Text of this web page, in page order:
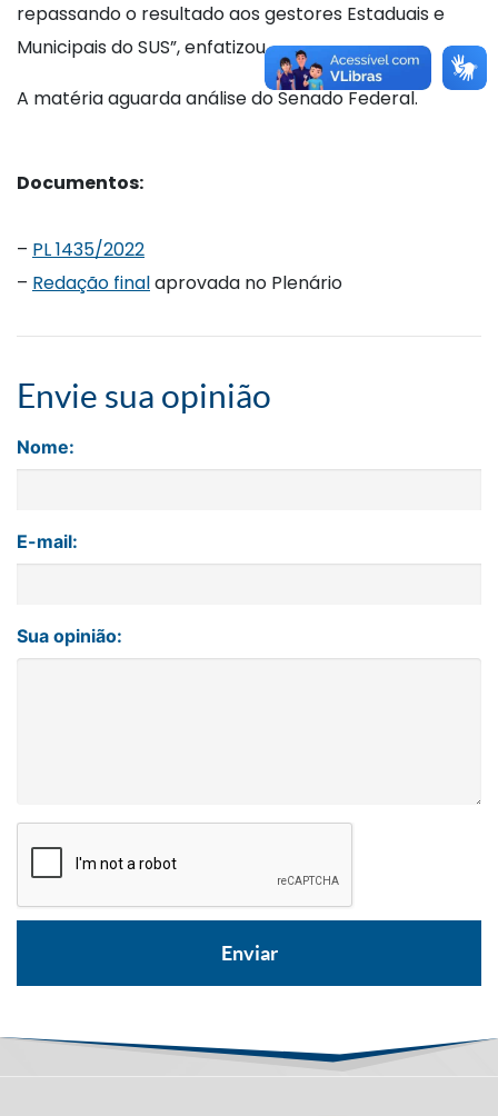
repassando o resultado aos gestores Estaduais e
Municipais do SUS”, enfatizou.
A matéria aguarda análise do Senado Federal.
Documentos:
– PL 1435/2022
– Redação finalaprovada no Plenário
Envie sua opinião
Nome:
E-mail:
Sua opinião: